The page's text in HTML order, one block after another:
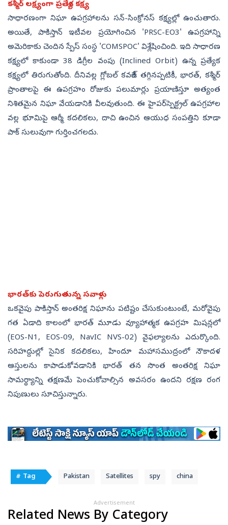
కశ్మీర్ లక్ష్యంగా ప్రత్యేక కక్ష్య
సాధారణంగా నిఘా ఉపగ్రహాలను సన్-సింక్రోనస్ కక్ష్యల్లో ఉంచుతారు.
అయితే, పాకిస్తాన్ ఇటీవల ప్రయోగించిన 'PRSC-EO3' ఉపగ్రహాన్ని
అమెరికాకు చెందిన స్పేస్ సంస్థ 'COMSPOC' విశ్లేషించింది. ఇది సాధారణ
కక్ష్యలో కాకుండా 38 డిగ్రీల వంపు (Inclined Orbit) ఉన్న ప్రత్యేక
కక్ష్యలో తిరుగుతోంది. దీనివల్ల గ్లోబల్ కవరేజ్ తగ్గినప్పటికీ, భారత్, కశ్మీర్
ప్రాంతాలపై ఈ ఉపగ్రహం రోజుకు పలుమార్లు ప్రయాణిస్తూ అత్యంత
నిశితమైన నిఘా వేయడానికి వీలవుతుంది. ఈ హైపర్‌స్పెక్ట్రల్ ఉపగ్రహాల
వల్ల భూమిపై ఆర్మీ కదలికలు, దాచి ఉంచిన ఆయుధ సంపత్తిని కూడా
పాక్ సులువుగా గుర్తించగలదు.
భారత్‌కు పెరుగుతున్న సవాళ్లు
ఒకవైపు పాకిస్తాన్ అంతరిక్ష నిఘాను పటిష్టం చేసుకుంటుంటే, మరోవైపు
గత ఏడాది కాలంలో భారత్ మూడు వ్యూహాత్మక ఉపగ్రహ మిషన్లలో
(EOS-N1, EOS-09, NavIC NVS-02) వైఫల్యాలను ఎదుర్కొంది.
సరిహద్దుల్లో సైనిక కదలికలు, హిందూ మహాసముద్రంలో నౌకాదళ
ఆస్తులను కాపాడుకోవడానికి భారత్ తన సొంత అంతరిక్ష నిఘా
సామర్థ్యాన్ని తక్షణమే పెంచుకోవాల్సిన అవసరం ఉందని రక్షణ రంగ
నిపుణులు సూచిస్తున్నారు.
# Tag Pakistan Satellites spy china
Advertisement
Related News By Category